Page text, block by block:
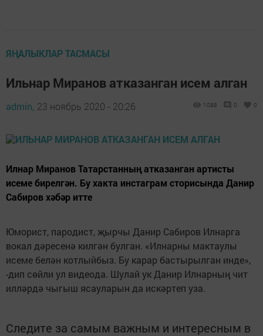
ЯҢАЛЫКЛАР ТАСМАСЫ
Ильнар Миранов атказанган исем алган
admin, 23 ноябрь 2020 - 20:26 1088 0 0
Илнар Миранов Татарстанның атказанган артисты
исеме бирелгән. Бу хакта инстаграм сторисында Данир
Сабиров хәбәр итте
Юморист, пародист, җырчы Данир Сабиров Илнарга
вокал дәресенә килгән булган. «Илнарны мактаулы
исеме белән котлыйбыз. Бу карар бастырылган инде»,
-дип сөйли ул видеода. Шулай ук Данир Илнарның чит
илләрдә чыгыш ясауларын да искәртеп уза.
Следите за самым важным и интересным в